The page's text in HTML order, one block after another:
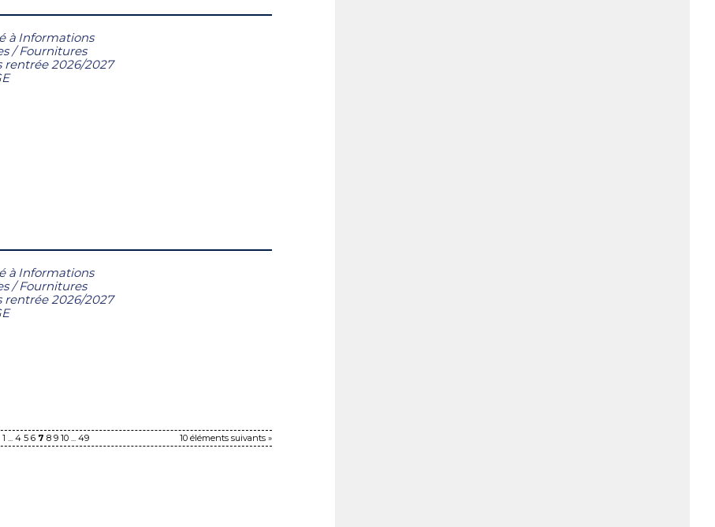
à Informations
/Fournitures
rentrée 2026/2027
à Informations
/Fournitures
rentrée 2026/2027
10 éléments suivants »
1 ... 4 5 6 7 8 9 10 ... 49